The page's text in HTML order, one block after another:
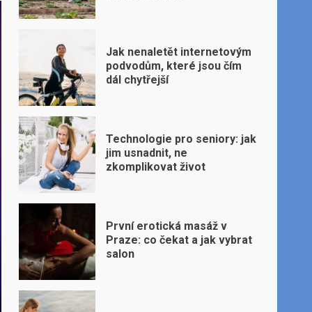
Jak nenaletět internetovým
podvodům, které jsou čím
dál chytřejší
Technologie pro seniory: jak
jim usnadnit, ne
zkomplikovat život
První erotická masáž v
Praze: co čekat a jak vybrat
salon